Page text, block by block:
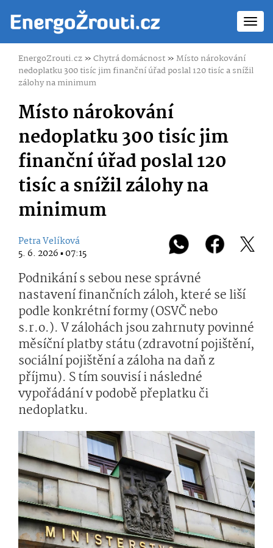
EnergoZrouti.cz»Chytrá domácnost»Místo nárokování
nedoplatku 300 tisíc jim finanční úřad poslal 120 tisíc a snížil
zálohy na minimum
Místo nárokování
nedoplatku 300 tisíc jim
finanční úřad poslal 120
tisíc a snížil zálohy na
minimum
Petra Velíková
5. 6. 2026 ▪ 07:15
Podnikání s sebou nese správné
nastavení finančních záloh, které se liší
podle konkrétní formy (OSVČ nebo
s.r.o.). V zálohách jsou zahrnuty povinné
měsíční platby státu (zdravotní pojištění,
sociální pojištění a záloha na daň z
příjmu). S tím souvisí i následné
vypořádání v podobě přeplatku či
nedoplatku.